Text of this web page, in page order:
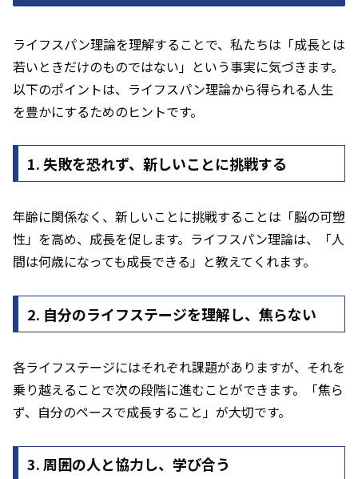
ライフスパン理論を理解することで、私たちは「成長とは
若いときだけのものではない」という事実に気づきます。
以下のポイントは、ライフスパン理論から得られる人生
を豊かにするためのヒントです。
1. 失敗を恐れず、新しいことに挑戦する
年齢に関係なく、新しいことに挑戦することは「脳の可塑
性」を高め、成長を促します。ライフスパン理論は、「人
間は何歳になっても成長できる」と教えてくれます。
2. 自分のライフステージを理解し、焦らない
各ライフステージにはそれぞれ課題がありますが、それを
乗り越えることで次の段階に進むことができます。「焦ら
ず、自分のペースで成長すること」が大切です。
3. 周囲の人と協力し、学び合う